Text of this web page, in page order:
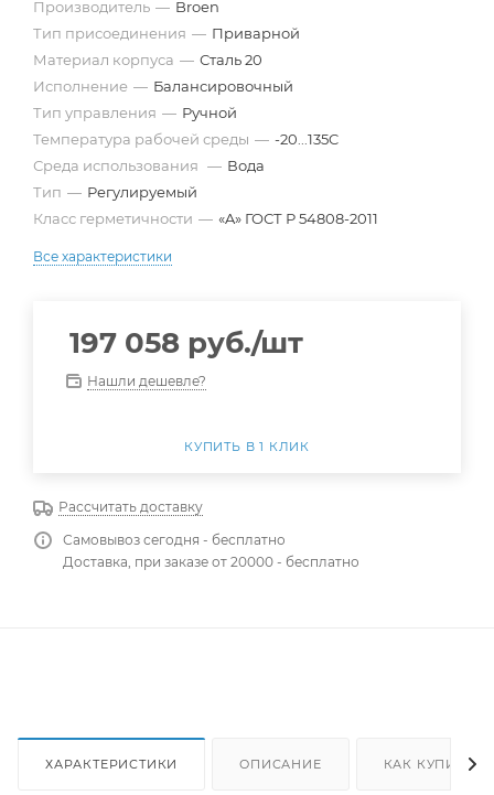
Производитель — Broen
Тип присоединения — Приварной
Материал корпуса — Сталь 20
Исполнение — Балансировочный
Тип управления — Ручной
Температура рабочей среды — -20...135C
Среда использования — Вода
Тип — Регулируемый
Класс герметичности — «A» ГОСТ Р 54808-2011
Все характеристики
197 058 руб./шт
Нашли дешевле?
КУПИТЬ В 1 КЛИК
Рассчитать доставку
Самовывоз сегодня - бесплатно
Доставка, при заказе от 20000 - бесплатно
ХАРАКТЕРИСТИКИ ОПИСАНИЕ КАК КУПИТЬ